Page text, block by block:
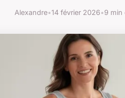
Alexandre•14 février 2026•9 min